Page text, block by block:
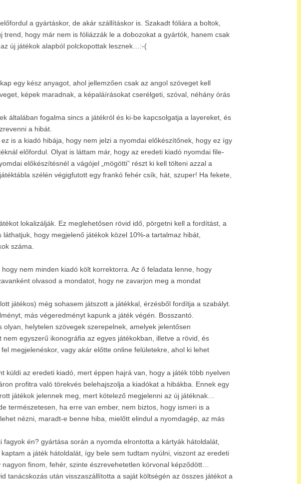
a gyártáskor, de akár szállításkor is. Szakadt fóliára a boltok,
hogy már nem is fóliázzák le a dobozokat a gyártók, hanem csak
új játékok alapból polckopottak lesznek…:-(
egy kész anyagot, ahol jellemzően csak az angol szöveget kell
képek maradnak, a képaláírásokat cserélgeti, szóval, néhány órás
általában fogalma sincs a játékról és ki-be kapcsolgatja a layereket, és
a hibát.
is a kiadó hibája, hogy nem jelzi a nyomdai előkészítőnek, hogy ez így
előfordul. Olyat is láttam már, hogy az eredeti kiadó nyomdai file-
előkészítésnél a vágójel „mögötti” részt ki kell tölteni azzal a
szélén végigfutott egy frankó fehér csík, hát, szuper! Ha fekete,
lokalizálják. Ez meglehetősen rövid idő, pörgetni kell a fordítást, a
hogy megjelenő játékok közel 10%-a tartalmaz hibát,
száma.
nem minden kiadó költ korrektorra. Az ő feladata lenne, hogy
olvasod a mondatot, hogy ne zavarjon meg a mondat
játékos) még sohasem játszott a játékkal, érzésből fordítja a szabályt.
más végeredményt kapunk a játék végén. Bosszantó.
helytelen szövegek szerepelnek, amelyek jelentősen
egyszerű ikonográfia az egyes játékokban, illetve a rövid, és
megjelenéskor, vagy akár előtte online felületekre, ahol ki lehet
az eredeti kiadó, mert éppen hajrá van, hogy a játék több nyelven
profitra való törekvés belehajszolja a kiadókat a hibákba. Ennek egy
játékok jelennek meg, mert kötelező megjelenni az új játéknak…
természetesen, ha erre van ember, nem biztos, hogy ismeri is a
nézni, maradt-e benne hiba, mielőtt elindul a nyomdagép, az más
én? gyártása során a nyomda elrontotta a kártyák hátoldalát,
a játék hátoldalát, így bele sem tudtam nyúlni, viszont az eredeti
finom, fehér, szinte észrevehetetlen körvonal képződött…
tanácskozás után visszaszállította a saját költségén az összes játékot a